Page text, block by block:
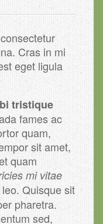
Cras in mi
eget ligula
tristique
fames ac
quam,
sit amet,
quam
mi vitae
Quisque sit
pharetra.
sed,